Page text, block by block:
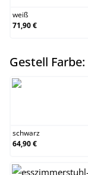
weiß
71,90 €
Gestell Farbe:
schwarz
64,90 €